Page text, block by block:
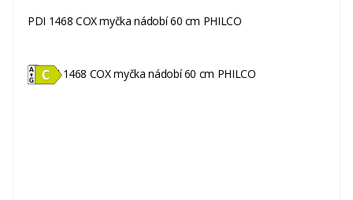
PDI 1468 COX myčka nádobí 60 cm PHILCO